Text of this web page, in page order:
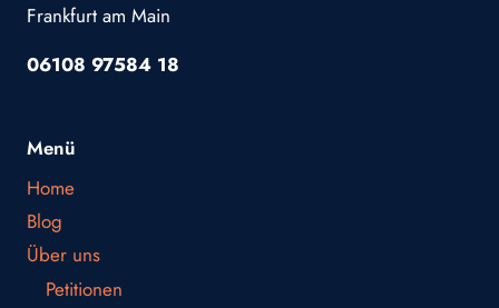
Frankfurt am Main
06108 97584 18
Menü
Home
Blog
Über uns
Petitionen